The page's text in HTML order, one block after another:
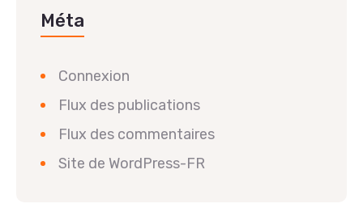
Méta
Connexion
Flux des publications
Flux des commentaires
Site de WordPress-FR